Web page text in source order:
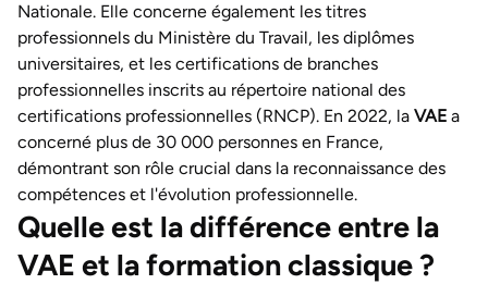
Nationale. Elle concerne également les titres
professionnels du Ministère du Travail, les diplômes
universitaires, et les certifications de branches
professionnelles inscrits au répertoire national des
certifications professionnelles (RNCP). En 2022, la VAE a
concerné plus de 30 000 personnes en France,
démontrant son rôle crucial dans la reconnaissance des
compétences et l'évolution professionnelle.
Quelle est la différence entre la
VAE et la formation classique ?